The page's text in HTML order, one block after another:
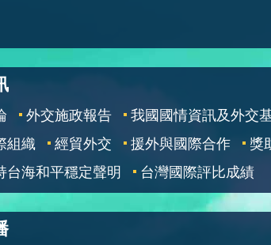
外交施政報告
我國國情資訊及外交
組織
經貿外交 援外與國際合作
獎
台海和平穩定聲明
台灣國際評比成績